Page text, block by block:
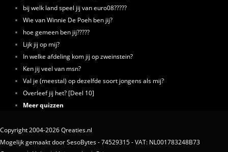
bij welk land speel jij van euro08?????
Wie van Winnie De Poeh ben jij?
hoe gemeen ben jij?????
Lijk jij op mij?
In welke afdeling kom jij op zweinstein?
Ken jij veel van msn?
Val je (meestal) op dezelfde soort jongens als mij?
Overleef jij het? [Deel 10]
Meer quizzen
Copyright 2004-2026 Qreaties.nl
Mogelijk gemaakt door SesoBytes - 74529315 - VAT: NL001783248B73